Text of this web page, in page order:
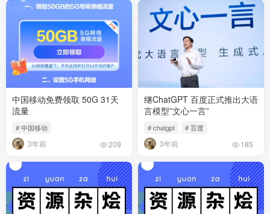
中国移动免费领取 50G 31天
流量
# 中国移动
3年前 209
继ChatGPT 百度正式推出大语
言模型”文心一言”
# chatgpt # 百度
3年前 185